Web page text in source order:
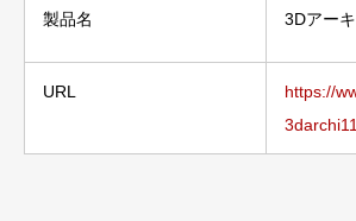
製品名 3Dアー
URL
https://